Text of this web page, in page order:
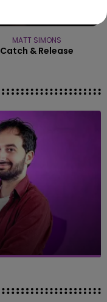
MATT SIMONS
Catch & Release